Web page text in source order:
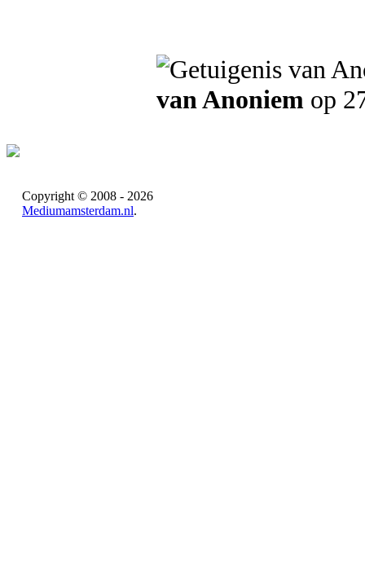
van Anoniem op
Copyright © 2008 - 2026
Mediumamsterdam.nl.